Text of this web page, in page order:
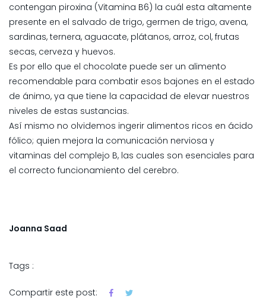
contengan piroxina (Vitamina B6) la cuál esta altamente
presente en el salvado de trigo, germen de trigo, avena,
sardinas, ternera, aguacate, plátanos, arroz, col, frutas
secas, cerveza y huevos.
Es por ello que el chocolate puede ser un alimento
recomendable para combatir esos bajones en el estado
de ánimo, ya que tiene la capacidad de elevar nuestros
niveles de estas sustancias.
Así mismo no olvidemos ingerir alimentos ricos en ácido
fólico; quien mejora la comunicación nerviosa y
vitaminas del complejo B, las cuales son esenciales para
el correcto funcionamiento del cerebro.
Joanna Saad
Tags :
Compartir este post: